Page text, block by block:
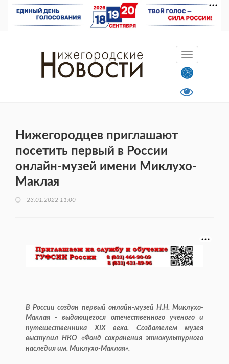
Нижегородцев приглашают
посетить первый в России
онлайн-музей имени Миклухо-
Маклая
23.01.2022 11:00
В России создан первый онлайн-музей Н.Н. Миклухо-
Маклая - выдающегося отечественного ученого и
путешественника XIX века. Создателем музея
выступил НКО «Фонд сохранения этнокультурного
наследия им. Миклухо-Маклая».